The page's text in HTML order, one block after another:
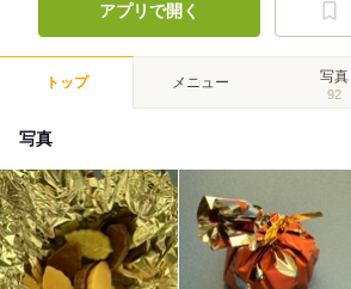
アプリで開く
トップ メニュー 写真
92
写真